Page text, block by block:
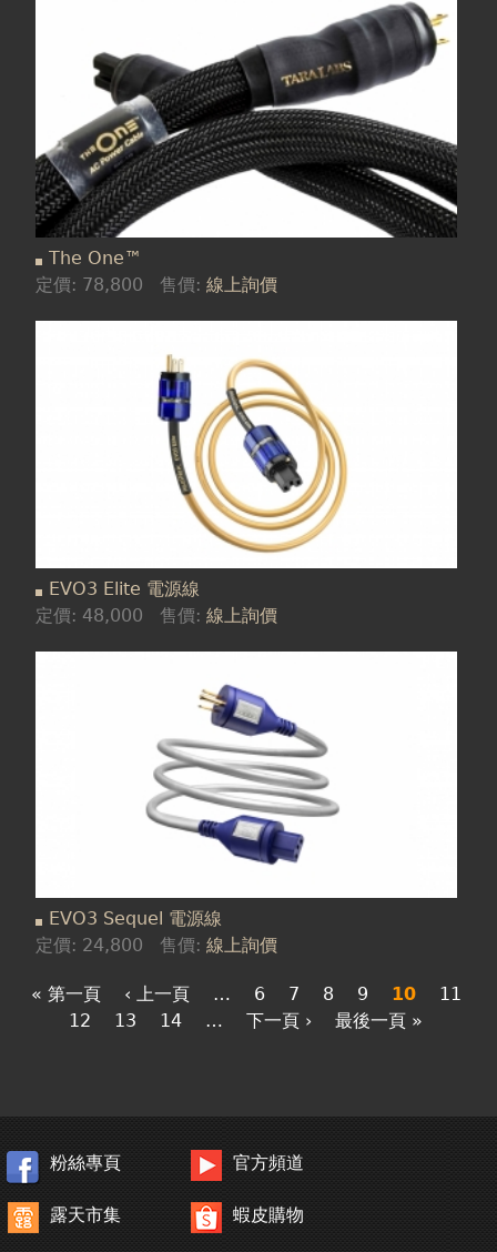
The One™
定價: 78,800 售價:線上詢價
EVO3 Elite 電源線
定價: 48,000 售價:線上詢價
EVO3 Sequel 電源線
定價: 24,800 售價:線上詢價
« 第一頁 ‹ 上一頁 … 6 7 8 9 10
11
12
13 14 … 下一頁 › 最後一頁 »
粉絲專頁 官方頻道
露天市集 蝦皮購物